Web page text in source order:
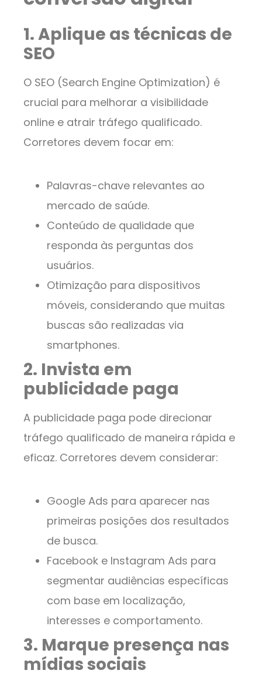
1. Aplique as técnicas de
SEO
O SEO (Search Engine Optimization) é
crucial para melhorar a visibilidade
online e atrair tráfego qualificado.
Corretores devem focar em:
Palavras-chave relevantes ao
mercado de saúde.
Conteúdo de qualidade que
responda às perguntas dos
usuários.
Otimização para dispositivos
móveis, considerando que muitas
buscas são realizadas via
smartphones.
2. Invista em
publicidade paga
A publicidade paga pode direcionar
tráfego qualificado de maneira rápida e
eficaz. Corretores devem considerar:
Google Ads para aparecer nas
primeiras posições dos resultados
de busca.
Facebook e Instagram Ads para
segmentar audiências específicas
com base em localização,
interesses e comportamento.
3. Marque presença nas
mídias sociais